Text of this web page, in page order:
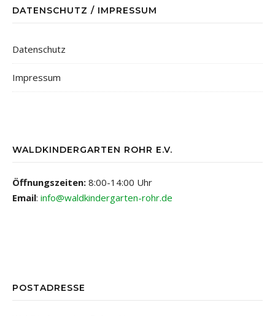
DATENSCHUTZ / IMPRESSUM
Datenschutz
Impressum
WALDKINDERGARTEN ROHR E.V.
Öffnungszeiten: 8:00-14:00 Uhr
Email: info@waldkindergarten-rohr.de
POSTADRESSE